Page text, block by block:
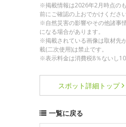
※掲載情報は2026年2月時点の
前にご確認の上おでかけください
※自然災害の影響やその他諸事
になる場合があります。
※掲載されている画像は取材先
載(二次使用)は禁止です。
※表示料金は消費税8％ないし10
スポット詳細 トップ
一覧に戻る